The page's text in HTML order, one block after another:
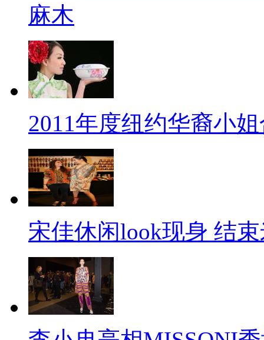
麻木
2011年度纽约华裔小
宋佳休闲look现身 结